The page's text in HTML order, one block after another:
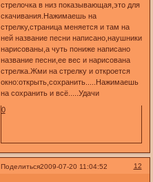
стрелочка в низ показывающая,это для
скачивания.Нажимаешь на
стрелку,страница меняется и там на
ней название песни написано,наушники
нарисованы,а чуть пониже написано
название песни,ее вес и нарисована
стрелка.Жми на стрелку и откроется
окно:открыть,сохранить.....Нажимаешь
на сохранить и всё.....Удачи
0
Поделиться 12
2009-07-20 11:04:52